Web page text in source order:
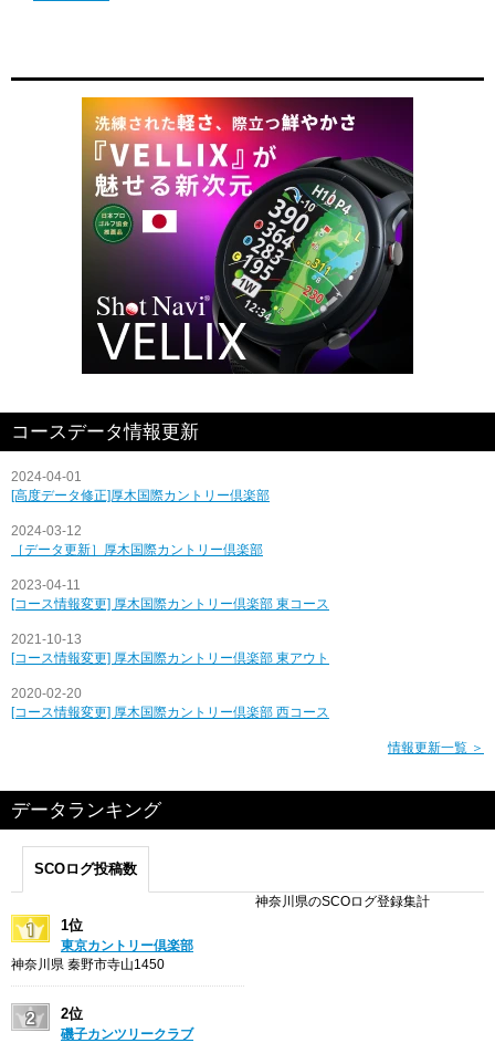
コースデータ情報更新
2024-04-01
[高度データ修正]厚木国際カントリー倶楽部
2024-03-12
［データ更新］厚木国際カントリー倶楽部
2023-04-11
[コース情報変更] 厚木国際カントリー倶楽部 東コース
2021-10-13
[コース情報変更] 厚木国際カントリー倶楽部 東アウト
2020-02-20
[コース情報変更] 厚木国際カントリー倶楽部 西コース
情報更新一覧 ＞
データランキング
SCOログ投稿数
神奈川県のSCOログ登録集計
1位
東京カントリー倶楽部
神奈川県 秦野市寺山1450
2位
磯子カンツリークラブ